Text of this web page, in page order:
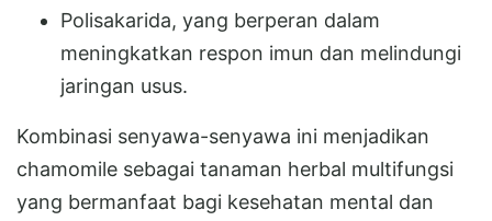
Polisakarida, yang berperan dalam
meningkatkan respon imun dan melindungi
jaringan usus.
Kombinasi senyawa-senyawa ini menjadikan
chamomile sebagai tanaman herbal multifungsi
yang bermanfaat bagi kesehatan mental dan